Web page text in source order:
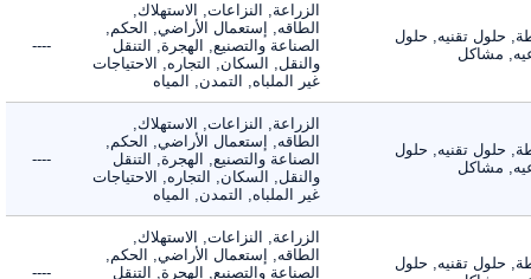
حلول تقنيه, حلول
مشاكل
الزراعة, النزاعات, الاستهلاك,
الطاقه, إستعمال الأراضي, الحكم,
الصناعة والتصنيع, الهجرة, التنقل
والنقل, السكان, التجاره, الاحتياجات
غير الملباه, التمدن, المياه
----
حلول تقنيه, حلول
مشاكل
الزراعة, النزاعات, الاستهلاك,
الطاقه, إستعمال الأراضي, الحكم,
الصناعة والتصنيع, الهجرة, التنقل
والنقل, السكان, التجاره, الاحتياجات
غير الملباه, التمدن, المياه
----
حلول تقنيه, حلول
الزراعة, النزاعات, الاستهلاك,
الطاقه, إستعمال الأراضي, الحكم,
الصناعة والتصنيع, الهجرة, التنقل
----